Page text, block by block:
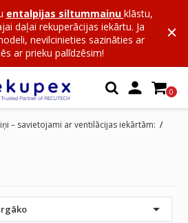
entalpijas siltummaiņu klāstu,
daļai rekuperācijas iekārtu. Ja
nevilcinieties sazināties ar
ar prieku palīdzēsim!
 0
– savietojami ar ventilācijas iekārtām:
